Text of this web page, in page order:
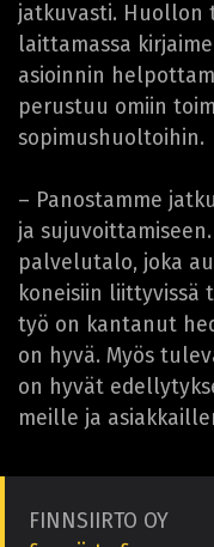
jatkuvasti. Huollon
laittamassa
asioinnin
perustuu omiin
sopimushuoltoihin.
– Panostamme
ja
palvelutalo, joka
koneisiin liittyvissä
työ on kantanut
on hyvä. Myös
on hyvät
meille ja
FINNSIIRTO OY